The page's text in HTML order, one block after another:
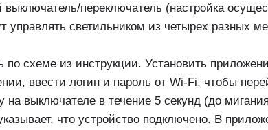
выключатель/переключатель (настройка
управлять светильником из четырех разных
по схеме из инструкции. Установить
ввести логин и пароль от Wi-Fi, чтобы
на выключателе в течение 5 секунд (до
что устройство подключено. В